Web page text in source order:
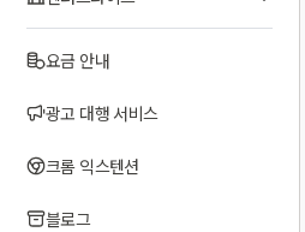
요금 안내
광고 대행 서비스
크롬 익스텐션
블로그